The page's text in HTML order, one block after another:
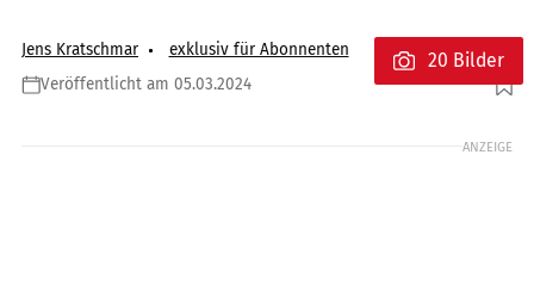
Jens Kratschmar
exklusiv für Abonnenten
Veröffentlicht am 05.03.2024
Foto: Jörg Künstle
20 Bilder
ANZEIGE